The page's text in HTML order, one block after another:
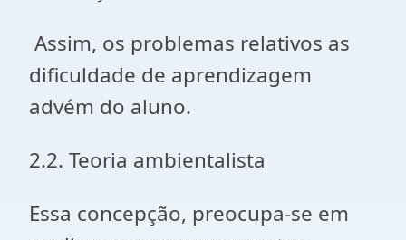
Assim, os problemas relativos as
dificuldade de aprendizagem
advém do aluno.
2.2. Teoria ambientalista
Essa concepção, preocupa-se em